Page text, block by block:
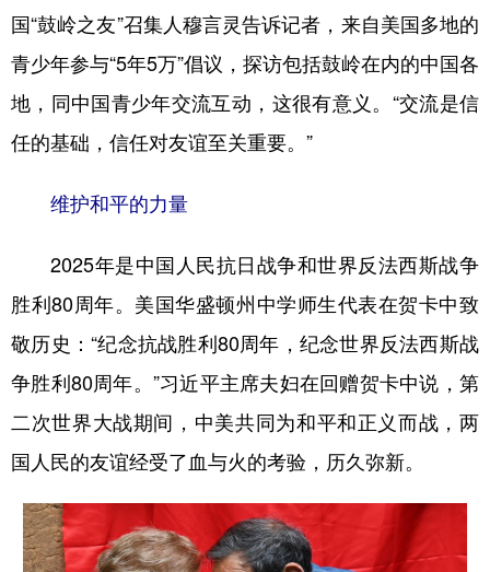
国“鼓岭之友”召集人穆言灵告诉记者，来自美国多地的
青少年参与“5年5万”倡议，探访包括鼓岭在内的中国各
地，同中国青少年交流互动，这很有意义。“交流是信
任的基础，信任对友谊至关重要。”
维护和平的力量
2025年是中国人民抗日战争和世界反法西斯战争
胜利80周年。美国华盛顿州中学师生代表在贺卡中致
敬历史：“纪念抗战胜利80周年，纪念世界反法西斯战
争胜利80周年。”习近平主席夫妇在回赠贺卡中说，第
二次世界大战期间，中美共同为和平和正义而战，两
国人民的友谊经受了血与火的考验，历久弥新。